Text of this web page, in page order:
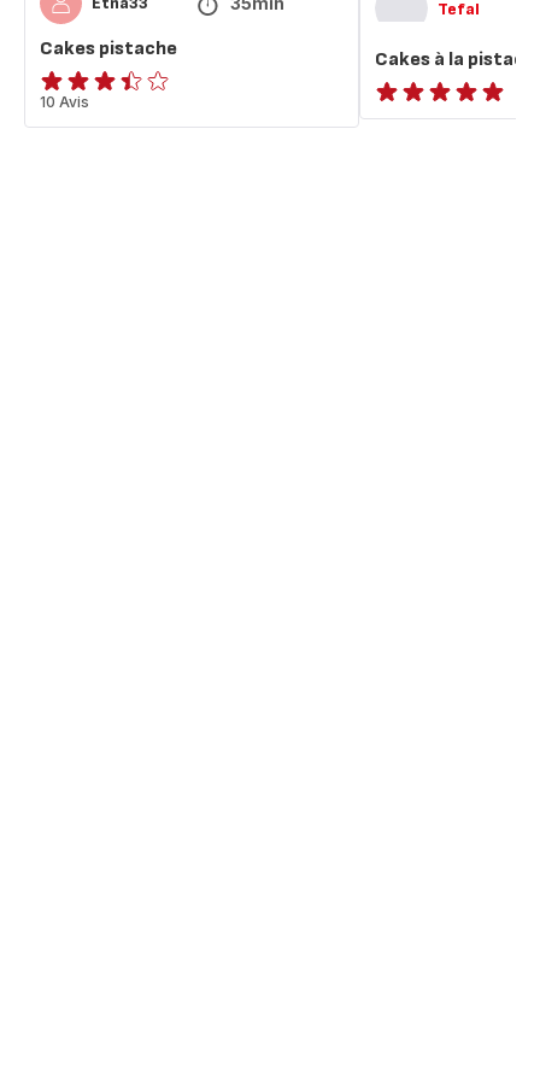
Cakes pistache
ratings.3.4
10 Avis
Tefal
Cakes à la
ratings.NaN